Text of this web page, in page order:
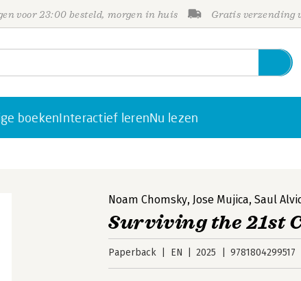
voor 23:00 besteld, morgen in huis Gratis verzending
boekenInteractief lerenNu lezen
Noam Chomsky, Jose Mujica,Saul
Surviving the 21st
Paperback EN 2025 9781804299517